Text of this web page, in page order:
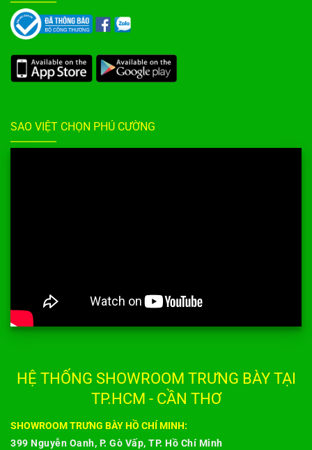
SAO VIỆT CHỌN PHÚ CƯỜNG
HỆ THỐNG SHOWROOM TRƯNG BÀY TẠI
TP.HCM - CẦN THƠ
SHOWROOM TRƯNG BÀY HỒ CHÍ MINH:
399 Nguyễn Oanh, P. Gò Vấp, TP. Hồ Chí Minh